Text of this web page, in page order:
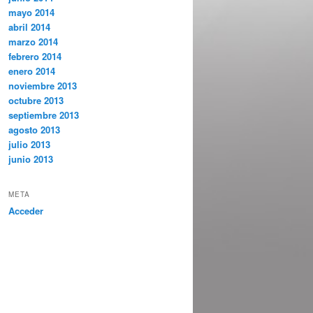
mayo 2014
abril 2014
marzo 2014
febrero 2014
enero 2014
noviembre 2013
octubre 2013
septiembre 2013
agosto 2013
julio 2013
junio 2013
META
Acceder